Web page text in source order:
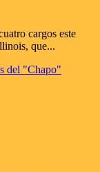
cargos este
que...